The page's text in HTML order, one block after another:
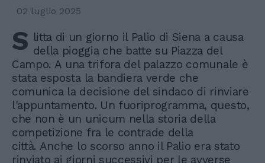
02 luglio 2025
S litta di un giorno il Palio di Siena a causa
della pioggia che batte su Piazza del
Campo. A una trifora del palazzo comunale è
stata esposta la bandiera verde che
comunica la decisione del sindaco di rinviare
l'appuntamento. Un fuoriprogramma, questo,
che non è un unicum nella storia della
competizione fra le contrade della
città. Anche lo scorso anno il Palio era stato
rinviato ai giorni successivi per le avverse